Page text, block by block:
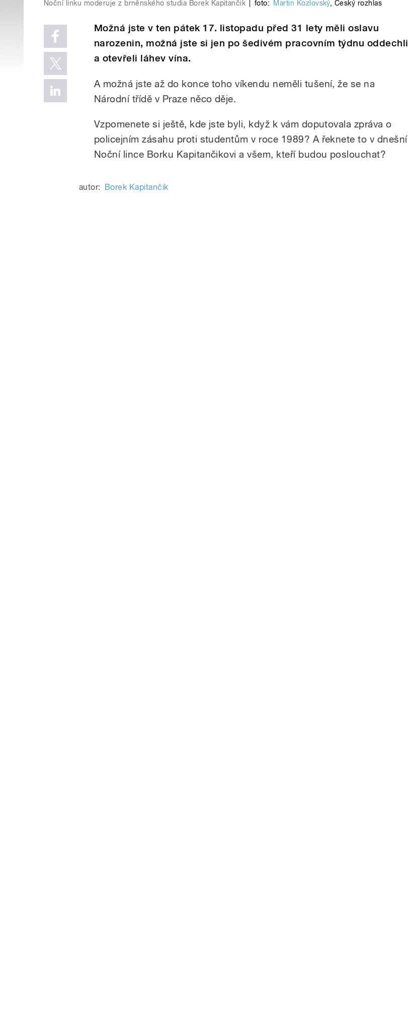
Noční linku moderuje z brněnského studia Borek Kapitančik foto: Martin Kozlovský, Český rozhlas
Možná jste v ten pátek 17. listopadu před 31 lety měli oslavu
narozenin, možná jste si jen po šedivém pracovním týdnu oddechli
a otevřeli láhev vína.
A možná jste až do konce toho víkendu neměli tušení, že se na
Národní třídě v Praze něco děje.
Vzpomenete si ještě, kde jste byli, když k vám doputovala zpráva o
policejním zásahu proti studentům v roce 1989? A řeknete to v dnešní
Noční lince Borku Kapitančikovi a všem, kteří budou poslouchat?
autor: Borek Kapitančik